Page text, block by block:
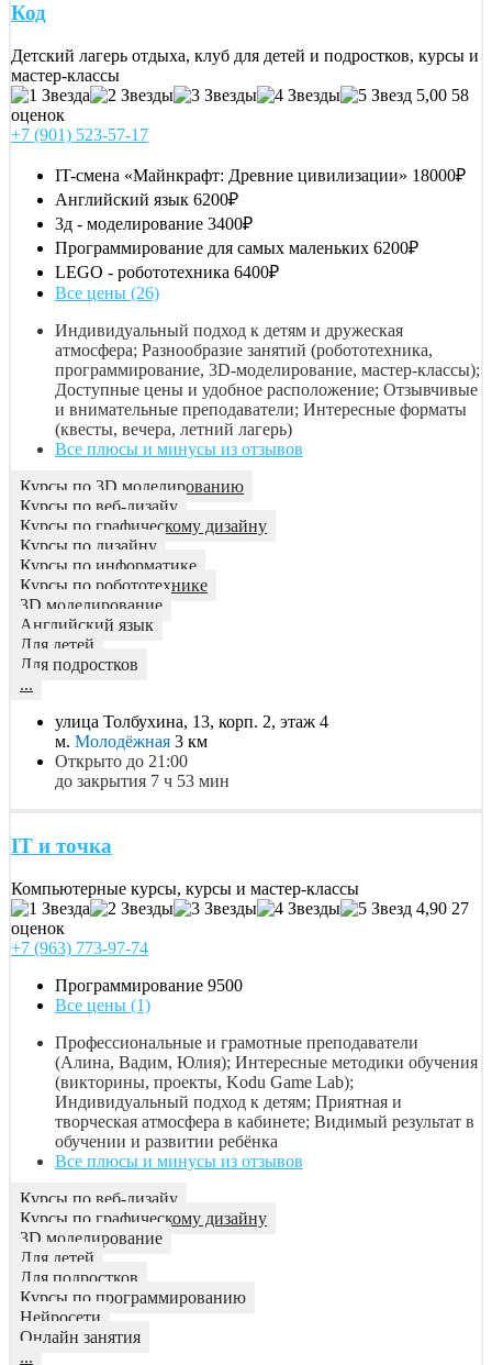
Код
Детский лагерь отдыха, клуб для детей и подростков, курсы и
мастер-классы
5,00 58
оценок
+7 (901) 523-57-17
IT-смена «Майнкрафт: Древние цивилизации» 18000₽
Английский язык 6200₽
3д - моделирование 3400₽
Программирование для самых маленьких 6200₽
LEGO - робототехника 6400₽
Все цены (26)
Индивидуальный подход к детям и дружеская
атмосфера; Разнообразие занятий (робототехника,
программирование, 3D-моделирование, мастер-классы);
Доступные цены и удобное расположение; Отзывчивые
и внимательные преподаватели; Интересные форматы
(квесты, вечера, летний лагерь)
Все плюсы и минусы из отзывов
Курсы по 3D моделированию
Курсы по веб-дизайу
Курсы по графическому дизайну
Курсы по дизайну
Курсы по информатике
Курсы по робототехнике
3D моделирование
Английский язык
Для детей
Для подростков
...
улица Толбухина, 13, корп. 2, этаж 4
м. Молодёжная 3 км
Открыто до 21:00
до закрытия 7 ч 53 мин
IT и точка
Компьютерные курсы, курсы и мастер-классы
4,90 27
оценок
+7 (963) 773-97-74
Программирование 9500
Все цены (1)
Профессиональные и грамотные преподаватели
(Алина, Вадим, Юлия); Интересные методики обучения
(викторины, проекты, Kodu Game Lab);
Индивидуальный подход к детям; Приятная и
творческая атмосфера в кабинете; Видимый результат в
обучении и развитии ребёнка
Все плюсы и минусы из отзывов
Курсы по веб-дизайу
Курсы по графическому дизайну
3D моделирование
Для детей
Для подростков
Курсы по программированию
Нейросети
Онлайн занятия
...